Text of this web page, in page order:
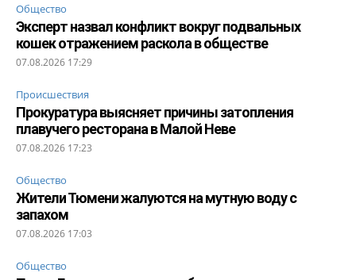
Общество
Эксперт назвал конфликт вокруг подвальных
кошек отражением раскола в обществе
07.08.2026 17:29
Происшествия
Прокуратура выясняет причины затопления
плавучего ресторана в Малой Неве
07.08.2026 17:23
Общество
Жители Тюмени жалуются на мутную воду с
запахом
07.08.2026 17:03
Общество